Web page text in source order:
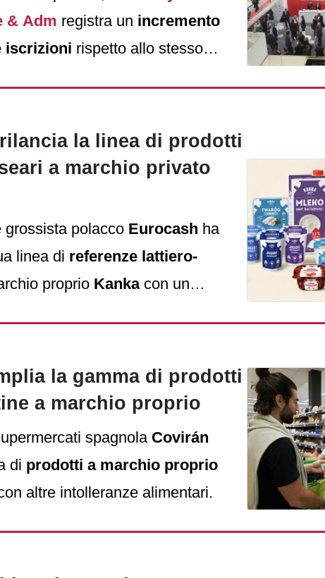
& Adm registra un incremento
iscrizioni rispetto allo stesso
la linea di prodotti
a marchio privato
grossista polacco Eurocash ha
linea di referenze lattiero-
proprio Kankacon un
la gamma di prodotti
a marchio proprio
spagnola Covirán
di prodotti a marchio proprio
altre intolleranze alimentari.